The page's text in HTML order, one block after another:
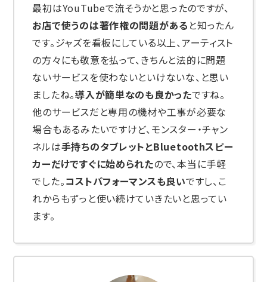
最初はYouTubeで流そうかと思ったのですが、
お店で使うのは著作権の問題がある と知ったん
です。ジャズを看板にしている以上、アーティスト
の方々にも敬意を払って、きちんと法的に問題
ないサービスを使わないといけないな、と思い
ましたね。導入が簡単なのも良かったですね。
他のサービスだと専用の機材や工事が必要な
場合もあるみたいですけど、モンスター・チャン
ネルは手持ちのタブレットとBluetoothスピー
カーだけですぐに始められたので、本当に手軽
でした。コストパフォーマンスも良いですし、こ
れからもずっと使い続けていきたいと思ってい
ます。